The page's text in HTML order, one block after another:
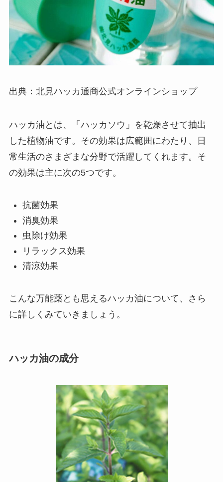
出典：北見ハッカ通商公式オンラインショップ
ハッカ油とは、「ハッカソウ」を乾燥させて抽出
した植物油です。その効果は広範囲にわたり、日
常生活のさまざまな分野で活躍してくれます。そ
の効果は主に次の5つです。
抗菌効果
消臭効果
虫除け効果
リラックス効果
清涼効果
こんな万能薬とも思えるハッカ油について、さら
に詳しくみていきましょう。
ハッカ油の成分